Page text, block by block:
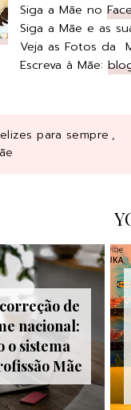
Siga a Mãe no
Siga a Mãe e as
Veja as Fotos da
Escreva à Mãe:
para sempre ,
de
nacional:
o sistema
Mãe